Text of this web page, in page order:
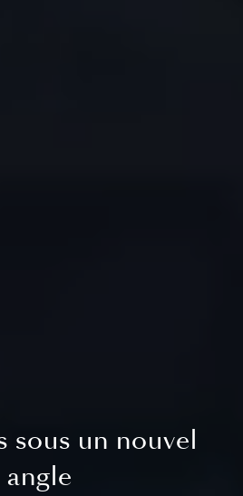
sous un nouvel
angle